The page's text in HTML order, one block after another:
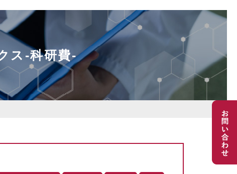
ス-科研費-